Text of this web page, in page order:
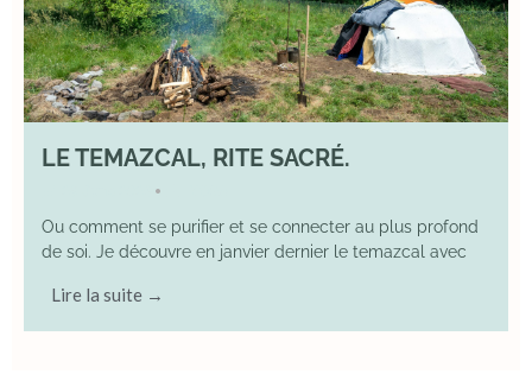
LE TEMAZCAL, RITE SACRÉ.
•
Ou comment se purifier et se connecter au plus profond
de soi. Je découvre en janvier dernier le temazcal avec
Lire la suite →